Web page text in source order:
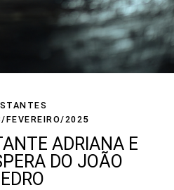
FEVEREIRO/2025
ADRIANA E
DO JOÃO